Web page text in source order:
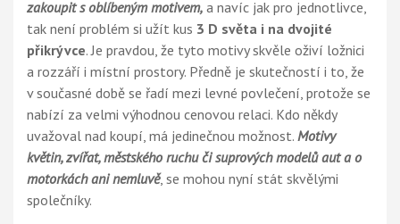
zakoupit s oblíbeným motivem, a navíc jak pro jednotlivce,
tak není problém si užít kus 3 D světa i na dvojité
přikrývce. Je pravdou, že tyto motivy skvěle oživí ložnici
a rozzáří i místní prostory. Předně je skutečností i to, že
v současné době se řadí mezi levné povlečení , protože se
nabízí za velmi výhodnou cenovou relaci. Kdo někdy
uvažoval nad koupí, má jedinečnou možnost. Motivy
květin, zvířat, městského ruchu či suprových modelů aut a o
motorkách ani nemluvě, se mohou nyní stát skvělými
společníky.